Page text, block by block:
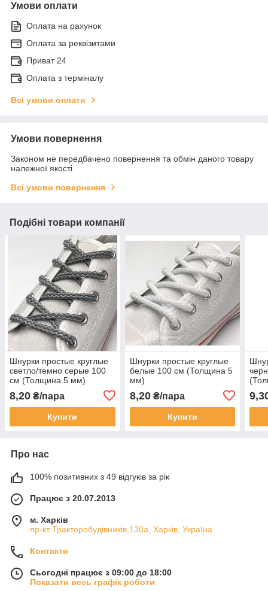
Умови оплати
Оплата на рахунок
Оплата за реквізитами
Приват 24
Оплата з терміналу
Всі умови оплати
Умови повернення
Законом не передбачено повернення та обмін даного товару
належної якості
Всі умови повернення
Подібні товари компанії
Шнурки простые круглые
светло/темно серые 100
см (Толщина 5 мм)
8,20 ₴/пара
Купити
Шнурки простые круглые
белые 100 см (Толщина 5
мм)
8,20₴/пара
Купити
Про нас
100% позитивних з 49 відгуків за рік
Працює з 20.07.2013
м. Харків
пр-кт Тракторобудівників,130а, Харків, Україна
Контакти
Сьогодні працює з 09:00 до 18:00
Показати весь графік роботи